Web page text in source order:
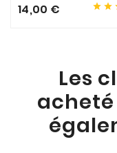
14,00 €  
Les